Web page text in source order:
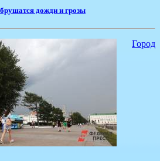
дожди и грозы
Город